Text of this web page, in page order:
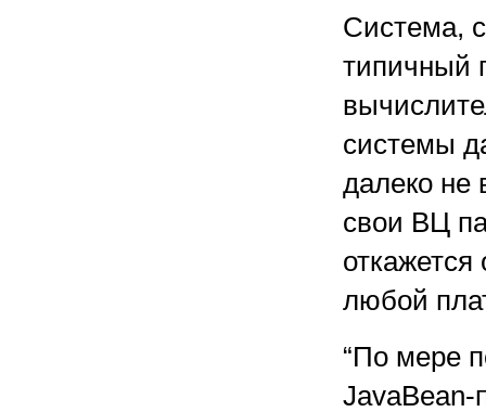
Система,
типичный
системы
далеко не
свои ВЦ
любой
“По мере
JavaBean-